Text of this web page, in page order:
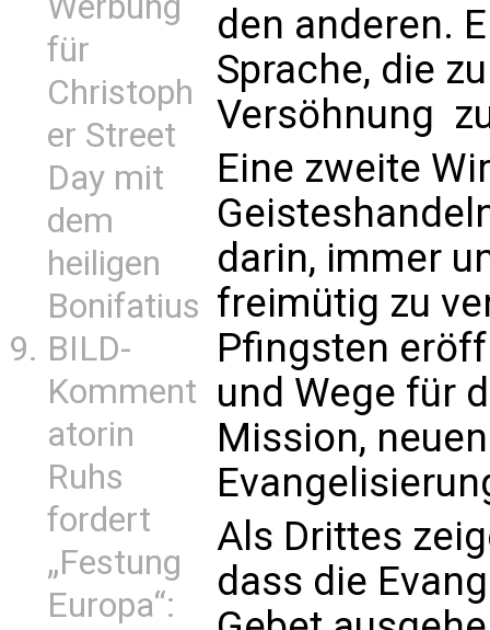
für
Christoph
er Street
Day mit
dem
heiligen
Bonifatius
BILD-
Komment
atorin
Ruhs
fordert
„Festung
Europa“:
den anderen.
Sprache, die
Versöhnung 
Eine zweite
darin, immer
freimütig zu
Pfingsten
und Wege für
Mission,
Als Drittes
dass die